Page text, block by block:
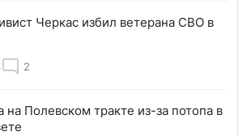
Черкас избил ветерана СВО в
2
на Полевском тракте из-за потопа в